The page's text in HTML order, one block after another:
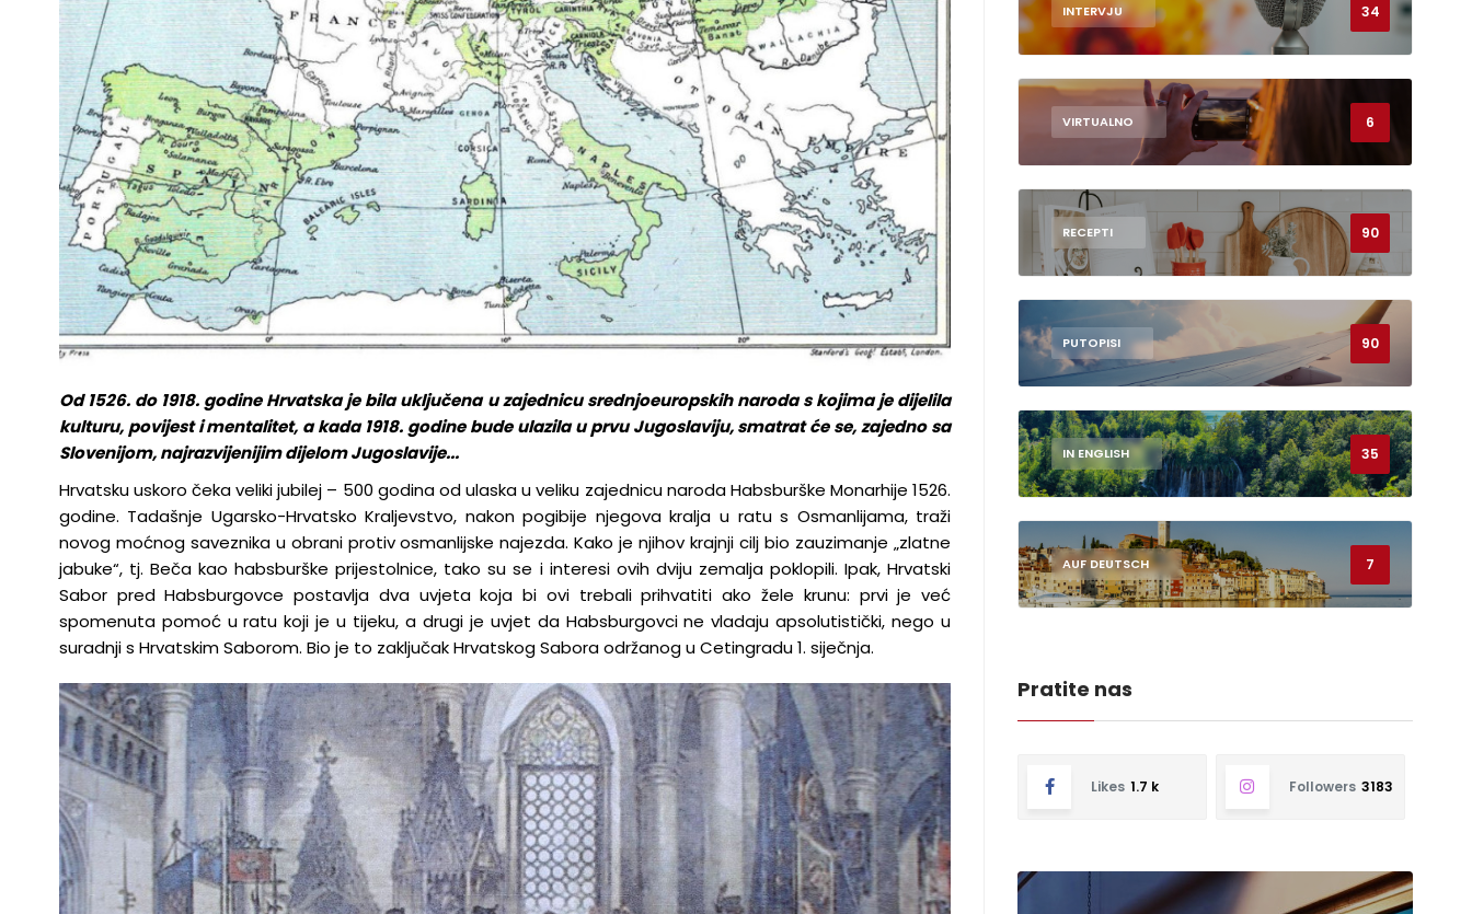
Od 1526. do 1918. godine Hrvatska je bila uključena u zajednicu srednjoeuropskih naroda s kojima je dijelila
kulturu, povijest i mentalitet, a kada 1918. godine bude ulazila u prvu Jugoslaviju, smatrat će se, zajedno sa
Slovenijom, najrazvijenijim dijelom Jugoslavije...
Hrvatsku uskoro čeka veliki jubilej – 500 godina od ulaska u veliku zajednicu naroda Habsburške Monarhije 1526.
godine. Tadašnje Ugarsko-Hrvatsko Kraljevstvo, nakon pogibije njegova kralja u ratu s Osmanlijama, traži
novog moćnog saveznika u obrani protiv osmanlijske najezda. Kako je njihov krajnji cilj bio zauzimanje „zlatne
jabuke“, tj. Beča kao habsburške prijestolnice, tako su se i interesi ovih dviju zemalja poklopili. Ipak, Hrvatski
Sabor pred Habsburgovce postavlja dva uvjeta koja bi ovi trebali prihvatiti ako žele krunu: prvi je već
spomenuta pomoć u ratu koji je u tijeku, a drugi je uvjet da Habsburgovci ne vladaju apsolutistički, nego u
suradnji s Hrvatskim Saborom. Bio je to zaključak Hrvatskog Sabora održanog u Cetingradu 1. siječnja.
INTERVJU 34
VIRTUALNO 6
RECEPTI 90
PUTOPISI 90
IN ENGLISH 35
AUF DEUTSCH 7
Pratite nas
Likes 1.7 k Followers 3183